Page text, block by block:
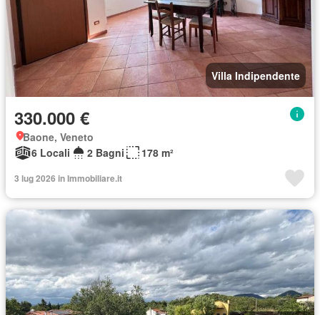
Villa Indipendente
330.000 €
Baone, Veneto
6 Locali
2 Bagni 178 m²
3 lug 2026 in Immobiliare.it